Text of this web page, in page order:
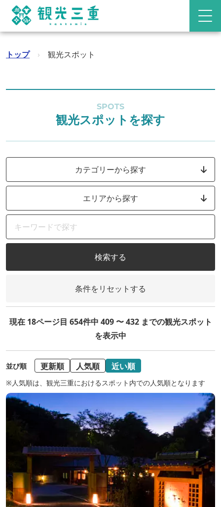
トップ › 観光スポット
SPOTS
観光スポットを探す
カテゴリーから探す
エリアから探す
検索する
条件をリセットする
現在 18ページ目 654件中 409 〜 432 までの観光スポット
を表示中
並び順 更新順 人気順 近い順
※人気順は、観光三重におけるスポット内での人気順となります